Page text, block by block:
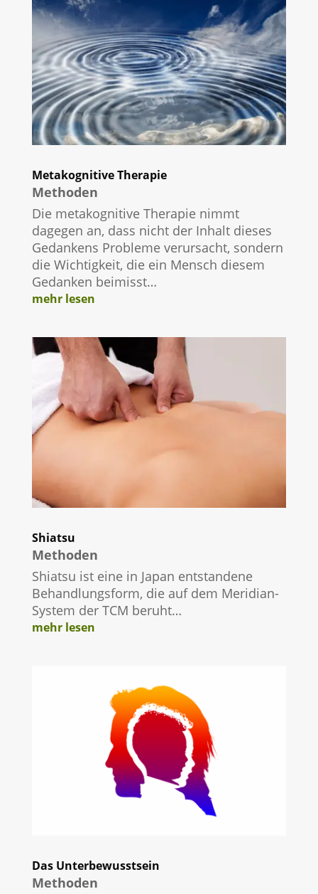
Metakognitive Therapie
Methoden
Die metakognitive Therapie nimmt
dagegen an, dass nicht der Inhalt dieses
Gedankens Probleme verursacht, sondern
die Wichtigkeit, die ein Mensch diesem
Gedanken beimisst…
mehr lesen
Shiatsu
Methoden
Shiatsu ist eine in Japan entstandene
Behandlungsform, die auf dem Meridian-
System der TCM beruht…
mehr lesen
Das Unterbewusstsein
Methoden